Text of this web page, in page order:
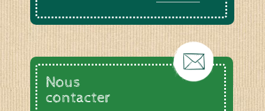
Nous
contacter